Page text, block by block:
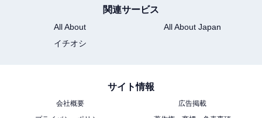
関連サービス
All About
All About Japan
イチオシ
サイト情報
会社概要
広告掲載